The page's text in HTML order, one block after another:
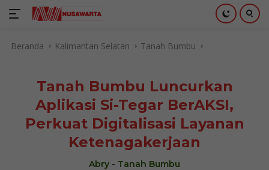
Beranda Kalimantan Selatan Tanah Bumbu
Tanah Bumbu Luncurkan
Aplikasi Si-Tegar BerAKSI,
Perkuat Digitalisasi Layanan
Ketenagakerjaan
Abry - Tanah Bumbu